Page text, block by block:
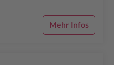
Mehr Infos